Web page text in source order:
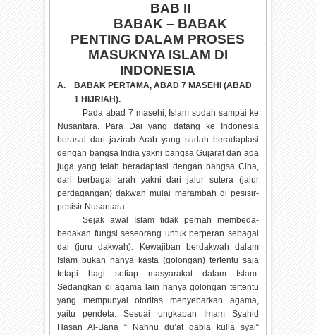
BAB II
BABAK – BABAK
PENTING DALAM PROSES
MASUKNYA ISLAM DI
INDONESIA
A.
BABAK PERTAMA, ABAD 7 MASEHI (ABAD
1 HIJRIAH).
Pada abad 7 masehi, Islam sudah sampai ke
Nusantara. Para Dai yang datang ke Indonesia
berasal dari jazirah Arab yang sudah beradaptasi
dengan bangsa India yakni bangsa Gujarat dan ada
juga yang telah beradaptasi dengan bangsa Cina,
dari berbagai arah yakni dari jalur sutera (jalur
perdagangan) dakwah mulai merambah di pesisir-
pesisir Nusantara.
Sejak awal Islam tidak pernah membeda-
bedakan fungsi seseorang untuk berperan sebagai
dai (juru dakwah). Kewajiban berdakwah dalam
Islam bukan hanya kasta (golongan) tertentu saja
tetapi bagi setiap masyarakat dalam Islam.
Sedangkan di agama lain hanya golongan tertentu
yang mempunyai otoritas menyebarkan agama,
yaitu pendeta. Sesuai ungkapan Imam Syahid
Hasan Al-Bana “ Nahnu du’at qabla kulla syai“